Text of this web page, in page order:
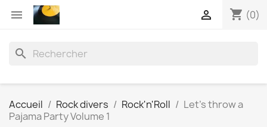
 shopping_cart (0)

search
Accueil Rock divers Rock'n'Roll
Let’s throw a
Pajama Party Volume 1